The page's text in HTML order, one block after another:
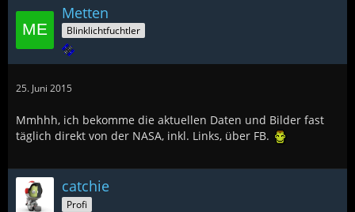
Metten
Blinklichtfuchtler
25. Juni 2015
Mmhhh, ich bekomme die aktuellen Daten und Bilder fast
täglich direkt von der NASA, inkl. Links, über FB.
catchie
Profi